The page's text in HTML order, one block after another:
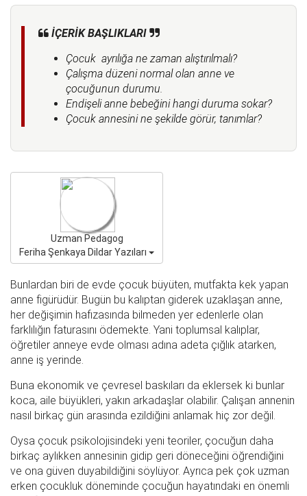
İÇERİK BAŞLIKLARI
Çocuk ayrılığa ne zaman alıştırılmalı?
Çalışma düzeni normal olan anne ve
çocuğunun durumu.
Endişeli anne bebeğini hangi duruma sokar?
Çocuk annesini ne şekilde görür, tanımlar?
Uzman Pedagog
Feriha Şenkaya Dildar Yazıları
Bunlardan biri de evde çocuk büyüten, mutfakta kek yapan
anne figürüdür. Bugün bu kalıptan giderek uzaklaşan anne,
her değişimin hafızasında bilmeden yer edenlerle olan
farklılığın faturasını ödemekte. Yani toplumsal kalıplar,
öğretiler anneye evde olması adına adeta çığlık atarken,
anne iş yerinde.
Buna ekonomik ve çevresel baskıları da eklersek ki bunlar
koca, aile büyükleri, yakın arkadaşlar olabilir. Çalışan annenin
nasıl birkaç gün arasında ezildiğini anlamak hiç zor değil.
Oysa çocuk psikolojisindeki yeni teoriler, çocuğun daha
birkaç aylıkken annesinin gidip geri döneceğini öğrendiğini
ve ona güven duyabildiğini söylüyor. Ayrıca pek çok uzman
erken çocukluk döneminde çocuğun hayatındaki en önemli